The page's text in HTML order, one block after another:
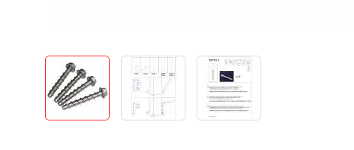
View larger imageView larger imageView larger image